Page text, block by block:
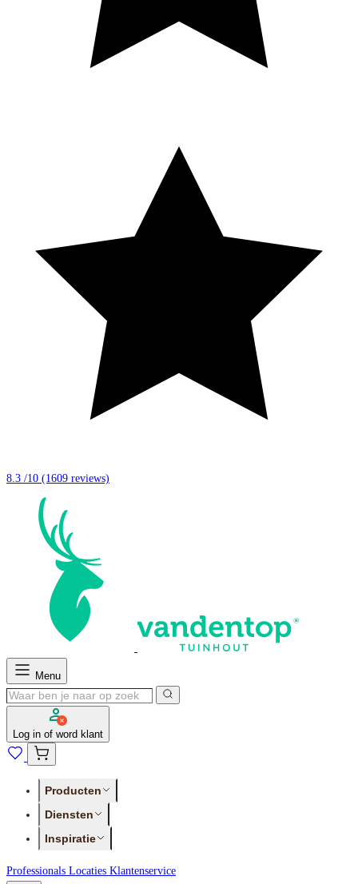
8.3 /10 (1609 reviews)
Menu
Log in of word klant
Producten
Diensten
Inspiratie
Professionals Locaties Klantenservice